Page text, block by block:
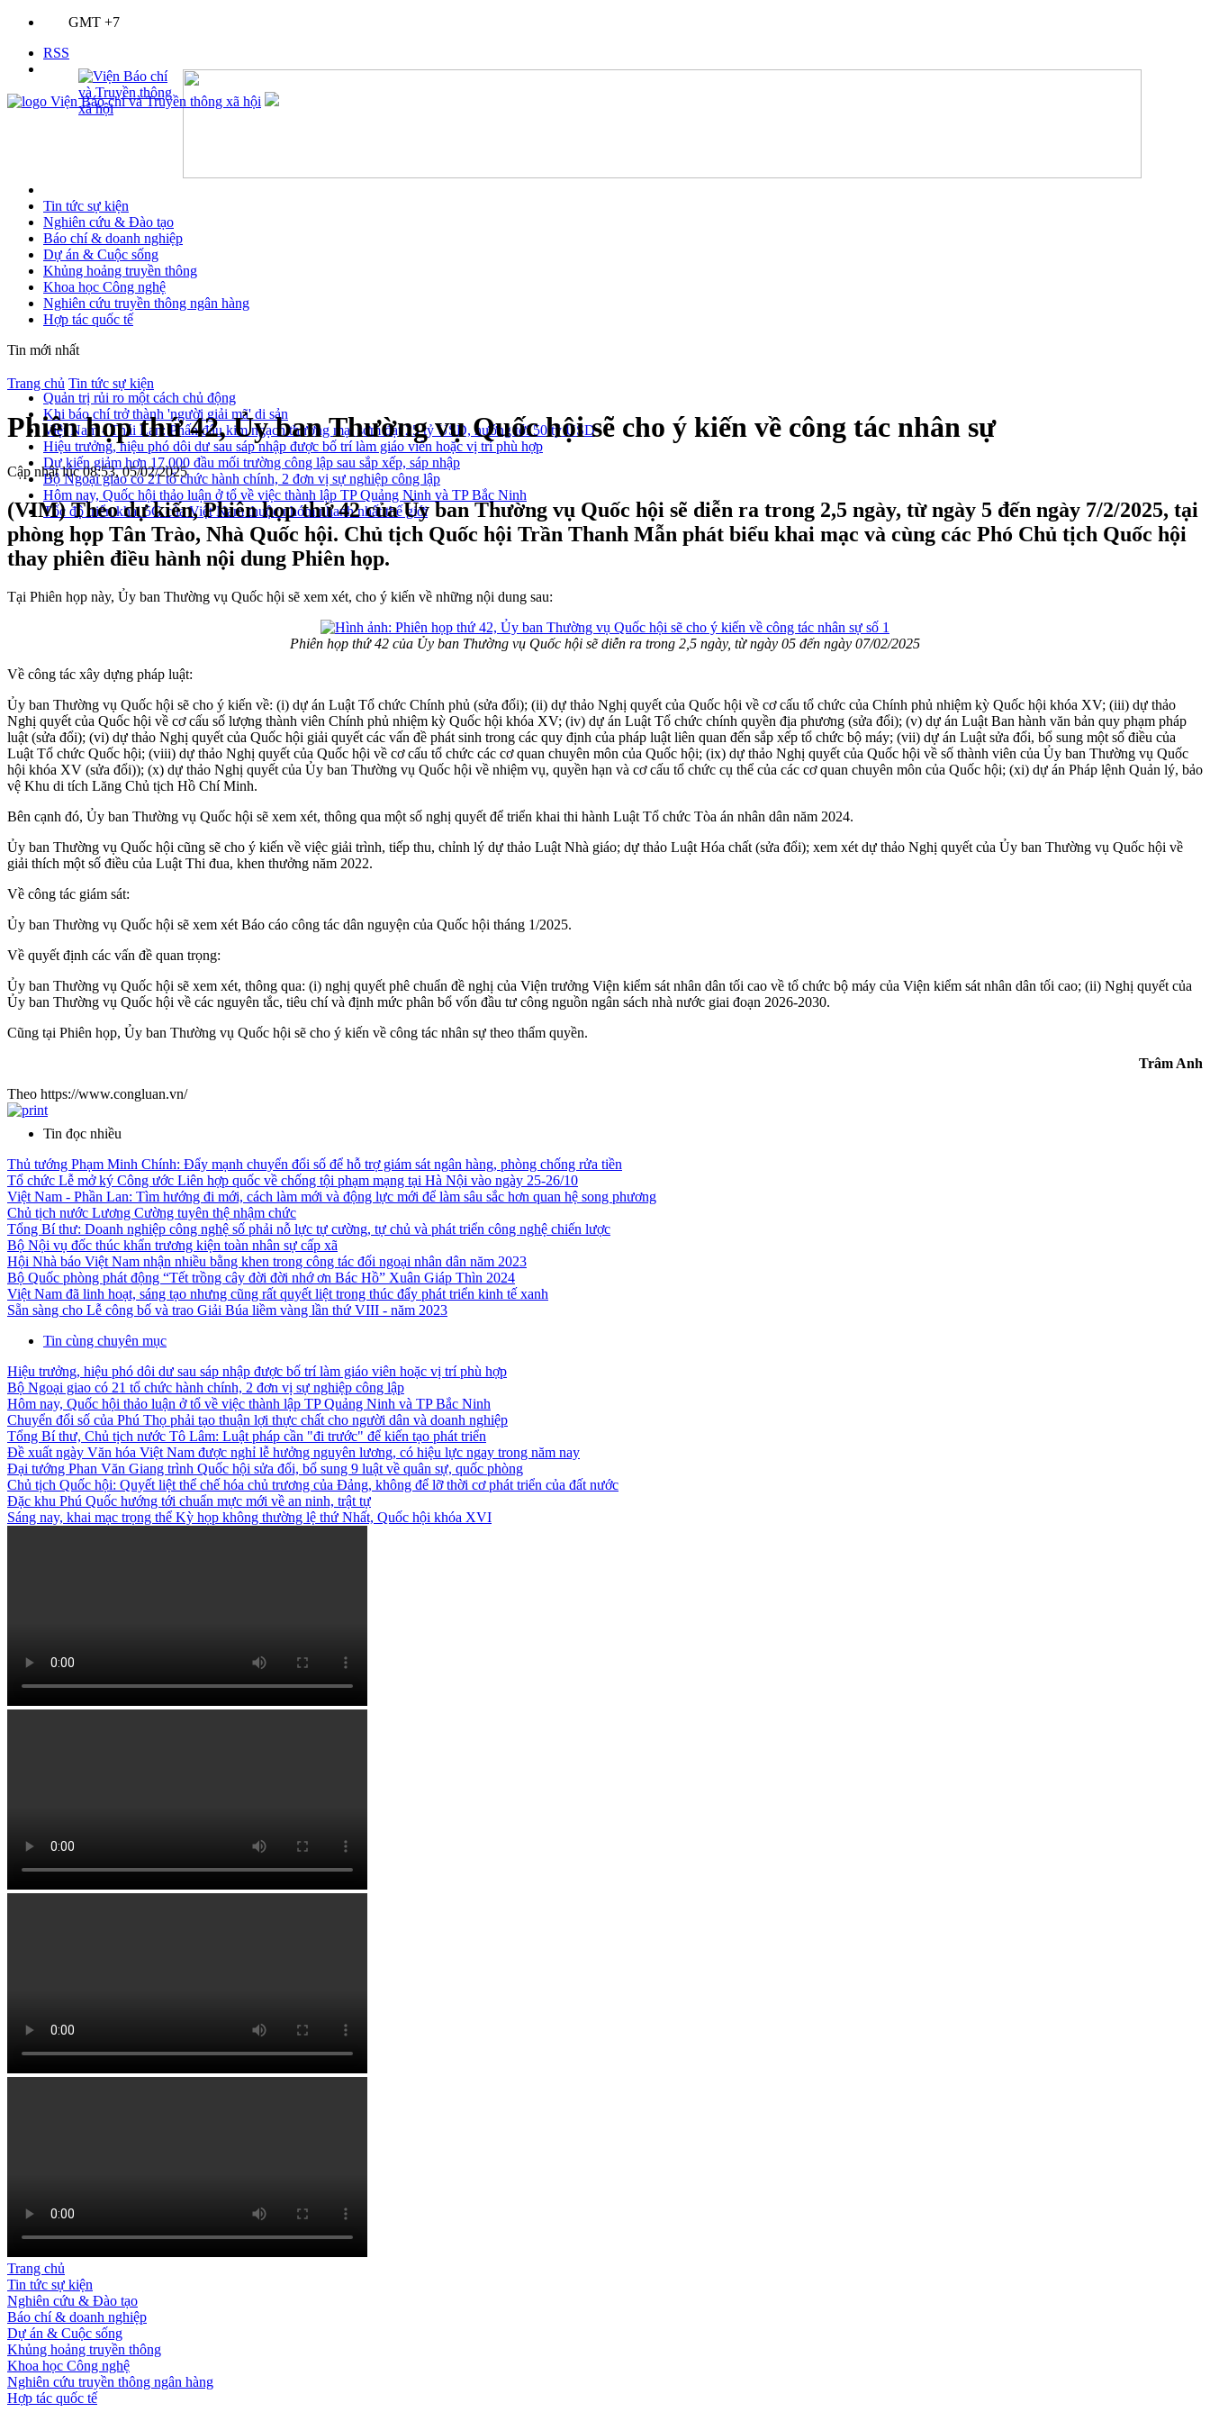
GMT +7
RSS
Tin tức sự kiện
Nghiên cứu & Đào tạo
Báo chí & doanh nghiệp
Dự án & Cuộc sống
Khủng hoảng truyền thông
Khoa học Công nghệ
Nghiên cứu truyền thông ngân hàng
Hợp tác quốc tế
Tin mới nhất
Quản trị rủi ro một cách chủ động
Khi báo chí trở thành 'người giải mã' di sản
Việt Nam - Thái Lan: Phấn đấu kim ngạch thương mại sớm đạt 25 tỷ USD, hướng tới 50 tỷ USD
Hiệu trưởng, hiệu phó dôi dư sau sáp nhập được bố trí làm giáo viên hoặc vị trí phù hợp
Dự kiến giảm hơn 17.000 đầu mối trường công lập sau sắp xếp, sáp nhập
Bộ Ngoại giao có 21 tổ chức hành chính, 2 đơn vị sự nghiệp công lập
Hôm nay, Quốc hội thảo luận ở tổ về việc thành lập TP Quảng Ninh và TP Bắc Ninh
Tốc độ triển khai 5G của Việt Nam thuộc nhóm nhanh nhất thế giới
Trang chủ Tin tức sự kiện
Phiên họp thứ 42, Ủy ban Thường vụ Quốc hội sẽ cho ý kiến về công tác nhân sự
Cập nhật lúc 08:53, 05/02/2025
(VIM) Theo dự kiến, Phiên họp thứ 42 của Ủy ban Thường vụ Quốc hội sẽ diễn ra trong 2,5 ngày, từ ngày 5 đến ngày 7/2/2025, tại
phòng họp Tân Trào, Nhà Quốc hội. Chủ tịch Quốc hội Trần Thanh Mẫn phát biểu khai mạc và cùng các Phó Chủ tịch Quốc hội
thay phiên điều hành nội dung Phiên họp.
Tại Phiên họp này, Ủy ban Thường vụ Quốc hội sẽ xem xét, cho ý kiến về những nội dung sau:
Phiên họp thứ 42 của Ủy ban Thường vụ Quốc hội sẽ diễn ra trong 2,5 ngày, từ ngày 05 đến ngày 07/02/2025
Về công tác xây dựng pháp luật:
Ủy ban Thường vụ Quốc hội sẽ cho ý kiến về: (i) dự án Luật Tổ chức Chính phủ (sửa đổi); (ii) dự thảo Nghị quyết của Quốc hội về cơ cấu tổ chức của Chính phủ nhiệm kỳ Quốc hội khóa XV; (iii) dự thảo
Nghị quyết của Quốc hội về cơ cấu số lượng thành viên Chính phủ nhiệm kỳ Quốc hội khóa XV; (iv) dự án Luật Tổ chức chính quyền địa phương (sửa đổi); (v) dự án Luật Ban hành văn bản quy phạm pháp
luật (sửa đổi); (vi) dự thảo Nghị quyết của Quốc hội giải quyết các vấn đề phát sinh trong các quy định của pháp luật liên quan đến sắp xếp tổ chức bộ máy; (vii) dự án Luật sửa đổi, bổ sung một số điều của
Luật Tổ chức Quốc hội; (viii) dự thảo Nghị quyết của Quốc hội về cơ cấu tổ chức các cơ quan chuyên môn của Quốc hội; (ix) dự thảo Nghị quyết của Quốc hội về số thành viên của Ủy ban Thường vụ Quốc
hội khóa XV (sửa đổi)); (x) dự thảo Nghị quyết của Ủy ban Thường vụ Quốc hội về nhiệm vụ, quyền hạn và cơ cấu tổ chức cụ thể của các cơ quan chuyên môn của Quốc hội; (xi) dự án Pháp lệnh Quản lý, bảo
vệ Khu di tích Lăng Chủ tịch Hồ Chí Minh.
Bên cạnh đó, Ủy ban Thường vụ Quốc hội sẽ xem xét, thông qua một số nghị quyết để triển khai thi hành Luật Tổ chức Tòa án nhân dân năm 2024.
Ủy ban Thường vụ Quốc hội cũng sẽ cho ý kiến về việc giải trình, tiếp thu, chỉnh lý dự thảo Luật Nhà giáo; dự thảo Luật Hóa chất (sửa đổi); xem xét dự thảo Nghị quyết của Ủy ban Thường vụ Quốc hội về
giải thích một số điều của Luật Thi đua, khen thưởng năm 2022.
Về công tác giám sát:
Ủy ban Thường vụ Quốc hội sẽ xem xét Báo cáo công tác dân nguyện của Quốc hội tháng 1/2025.
Về quyết định các vấn đề quan trọng:
Ủy ban Thường vụ Quốc hội sẽ xem xét, thông qua: (i) nghị quyết phê chuẩn đề nghị của Viện trưởng Viện kiểm sát nhân dân tối cao về tổ chức bộ máy của Viện kiểm sát nhân dân tối cao; (ii) Nghị quyết của
Ủy ban Thường vụ Quốc hội về các nguyên tắc, tiêu chí và định mức phân bổ vốn đầu tư công nguồn ngân sách nhà nước giai đoạn 2026-2030.
Cũng tại Phiên họp, Ủy ban Thường vụ Quốc hội sẽ cho ý kiến về công tác nhân sự theo thẩm quyền.
Trâm Anh
Theo https://www.congluan.vn/
Tin đọc nhiều
Thủ tướng Phạm Minh Chính: Đẩy mạnh chuyển đổi số để hỗ trợ giám sát ngân hàng, phòng chống rửa tiền
Tổ chức Lễ mở ký Công ước Liên hợp quốc về chống tội phạm mạng tại Hà Nội vào ngày 25-26/10
Việt Nam - Phần Lan: Tìm hướng đi mới, cách làm mới và động lực mới để làm sâu sắc hơn quan hệ song phương
Chủ tịch nước Lương Cường tuyên thệ nhậm chức
Tổng Bí thư: Doanh nghiệp công nghệ số phải nỗ lực tự cường, tự chủ và phát triển công nghệ chiến lược
Bộ Nội vụ đốc thúc khẩn trương kiện toàn nhân sự cấp xã
Hội Nhà báo Việt Nam nhận nhiều bằng khen trong công tác đối ngoại nhân dân năm 2023
Bộ Quốc phòng phát động “Tết trồng cây đời đời nhớ ơn Bác Hồ” Xuân Giáp Thìn 2024
Việt Nam đã linh hoạt, sáng tạo nhưng cũng rất quyết liệt trong thúc đẩy phát triển kinh tế xanh
Sẵn sàng cho Lễ công bố và trao Giải Búa liềm vàng lần thứ VIII - năm 2023
Tin cùng chuyên mục
Hiệu trưởng, hiệu phó dôi dư sau sáp nhập được bố trí làm giáo viên hoặc vị trí phù hợp
Bộ Ngoại giao có 21 tổ chức hành chính, 2 đơn vị sự nghiệp công lập
Hôm nay, Quốc hội thảo luận ở tổ về việc thành lập TP Quảng Ninh và TP Bắc Ninh
Chuyển đổi số của Phú Thọ phải tạo thuận lợi thực chất cho người dân và doanh nghiệp
Tổng Bí thư, Chủ tịch nước Tô Lâm: Luật pháp cần "đi trước" để kiến tạo phát triển
Đề xuất ngày Văn hóa Việt Nam được nghỉ lễ hưởng nguyên lương, có hiệu lực ngay trong năm nay
Đại tướng Phan Văn Giang trình Quốc hội sửa đổi, bổ sung 9 luật về quân sự, quốc phòng
Chủ tịch Quốc hội: Quyết liệt thể chế hóa chủ trương của Đảng, không để lỡ thời cơ phát triển của đất nước
Đặc khu Phú Quốc hướng tới chuẩn mực mới về an ninh, trật tự
Sáng nay, khai mạc trọng thể Kỳ họp không thường lệ thứ Nhất, Quốc hội khóa XVI
Trang chủ
Tin tức sự kiện
Nghiên cứu & Đào tạo
Báo chí & doanh nghiệp
Dự án & Cuộc sống
Khủng hoảng truyền thông
Khoa học Công nghệ
Nghiên cứu truyền thông ngân hàng
Hợp tác quốc tế